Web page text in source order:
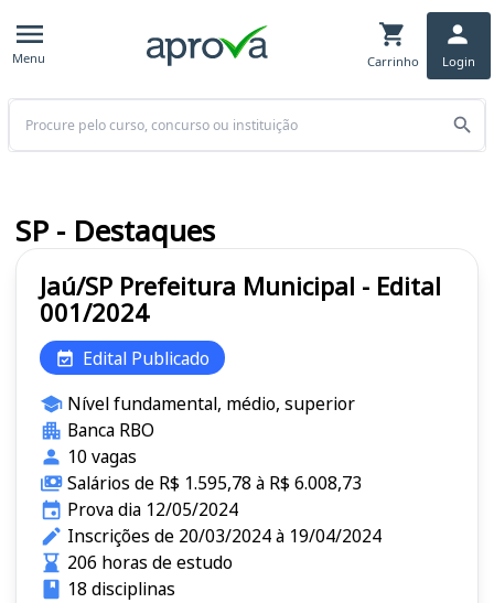
Menu Carrinho Login
Buscar
Jaú/SP Prefeitura Municipal - Edital
001/2024
Edital Publicado
Nível fundamental, médio, superior
Banca RBO
10 vagas
Salários de R$ 1.595,78 à R$ 6.008,73
Prova dia 12/05/2024
Inscrições de 20/03/2024 à 19/04/2024
206 horas de estudo
18 disciplinas
SP - Destaques